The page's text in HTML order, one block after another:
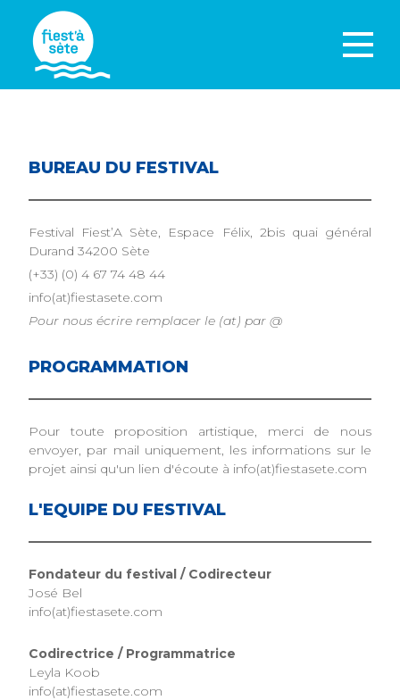
BUREAU DU FESTIVAL
Festival Fiest’A Sète, Espace Félix, 2bis quai général
Durand 34200 Sète
(+33) (0) 4 67 74 48 44
info(at)fiestasete.com
Pour nous écrire remplacer le (at) par @
PROGRAMMATION
Pour toute proposition artistique, merci de nous
envoyer, par mail uniquement, les informations sur le
projet ainsi qu'un lien d'écoute à info(at)fiestasete.com
L'EQUIPE DU FESTIVAL
Fondateur du festival / Codirecteur
José Bel
info(at)fiestasete.com
Codirectrice / Programmatrice
Leyla Koob
info(at)fiestasete.com